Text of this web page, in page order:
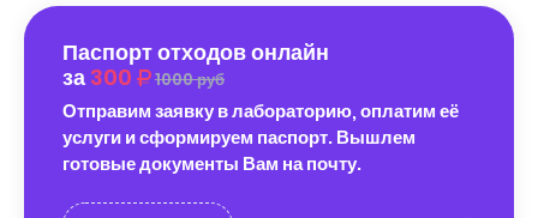
Паспорт отходов онлайн
за 300 1000 руб
Отправим заявку в лабораторию, оплатим её
услуги и сформируем паспорт. Вышлем
готовые документы Вам на почту.